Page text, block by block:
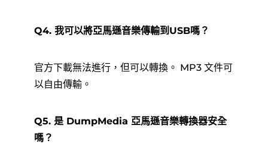
Q4. 我可以將亞馬遜音樂傳輸到USB嗎？
官方下載無法進行，但可以轉換。 MP3 文件可
以自由傳輸。
Q5. 是 DumpMedia 亞馬遜音樂轉換器安全
嗎？